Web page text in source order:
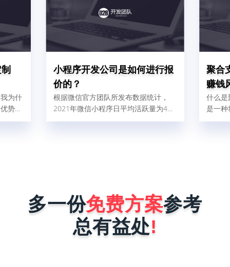
为什
势：
一个
小程序开发公司是如何进行报
价的？
根据微信官方团队所发布数据统计，
2021年微信小程序日平均活跃量为4、
5亿人，这比2020年增加了32%，由此
进行报价时，完全是按照企业小程序需
求来决定，具体报价影响因素有以下这
几点。1、小程序的功能确定不同行
聚合
赚钱
什么
是一
的支
多一份免费方案参考
总有益处!